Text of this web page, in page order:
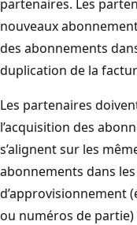
partenaires. Les
nouveaux
des abonnements
duplication de la
Les partenaires
l’acquisition des
s’alignent sur les
abonnements dans
d’approvisionnement
ou numéros de